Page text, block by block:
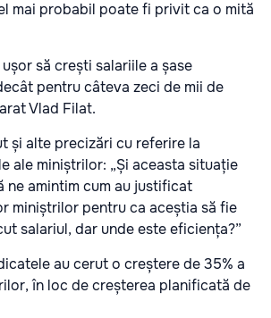
mai probabil poate fi privit ca o mită
să crești salariile a șase
pentru câteva zeci de mii de
Vlad Filat.
și alte precizări cu referire la
ale miniștrilor: „Și aceasta situație
ne amintim cum au justificat
miniștrilor pentru ca aceștia să fie
salariul, dar unde este eficiența?”
au cerut o creștere de 35% a
în loc de creșterea planificată de